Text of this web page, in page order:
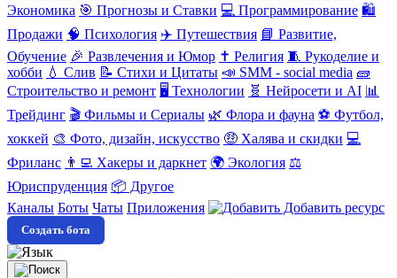
Экономика 🎯 Прогнозы и Ставки 💻 Программирование 🛍️
Продажи 🧠 Психология ✈️ Путешествия 📘 Развитие,
Обучение 🎉 Развлечения и Юмор ✝️ Религия 🧵 Рукоделие и
хобби 💧 Слив 📝 Стихи и Цитаты 📣 SMM - social media 🧱
Строительство и ремонт 🖥️ Технологии 🧬 Нейросети и AI 📊
Трейдинг 🎬 Фильмы и Сериалы 🌿 Флора и фауна ⚽ Футбол,
хоккей 🎨 Фото, дизайн, искусство 🤑 Халява и скидки 💻
Фриланс 👨‍💻 Хакеры и даркнет 🌍 Экология ⚖️
Юриспруденция 📦 Другое
Каналы Боты Чаты Приложения Добавить ресурс
Создать бота